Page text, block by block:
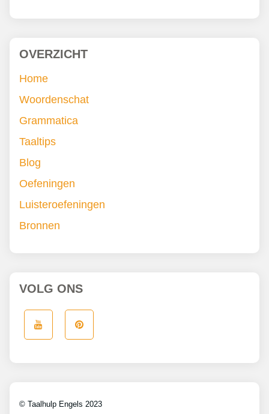
OVERZICHT
Home
Woordenschat
Grammatica
Taaltips
Blog
Oefeningen
Luisteroefeningen
Bronnen
VOLG ONS
© Taalhulp Engels 2023